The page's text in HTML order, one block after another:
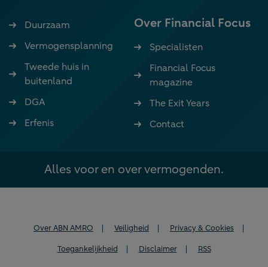
Duurzaam
Vermogensplanning
Tweede huis in
buitenland
DGA
Erfenis
Over Financial Focus
Specialisten
Financial Focus
magazine
The Exit Years
Contact
Alles voor en over vermogenden.
Over ABN AMRO Veiligheid
Privacy & Cookies
Toegankelijkheid
Disclaimer RSS